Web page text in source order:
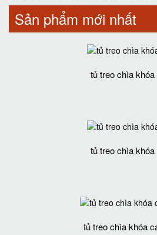
Sản phẩm mới nhất
tủ treo chìa khóa
tủ treo chìa khóa
tủ treo chìa khóa